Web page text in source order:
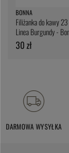
BONNA
Filiżanka do kawy
Linea Burgundy -
30 zł
DARMOWA WYSYŁKA